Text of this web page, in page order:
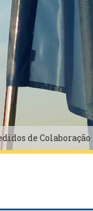
de Colaboração